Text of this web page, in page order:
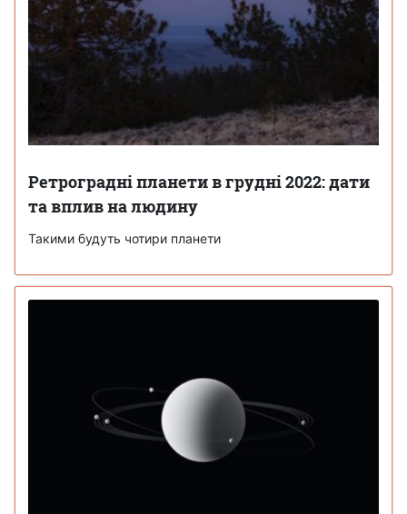
Ретроградні планети в грудні 2022: дати
та вплив на людину
Такими будуть чотири планети